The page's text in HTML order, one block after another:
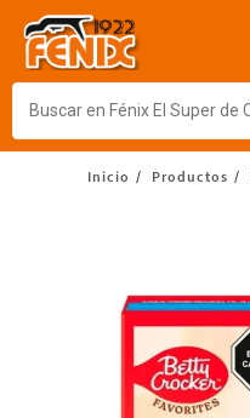
Inicio Productos